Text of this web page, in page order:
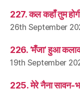
227. कल कहाँ तुम
26th September
226. ‘मँजा’ हुआ
19th September
225. मेरे नैना सावन-